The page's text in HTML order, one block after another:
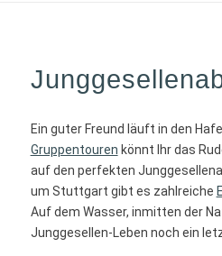
Ein guter Freund läuft in den
Gruppentouren könnt Ihr das
auf den perfekten
um Stuttgart gibt es zahlreiche
Auf dem Wasser, inmitten der
Junggesellen-Leben noch ein